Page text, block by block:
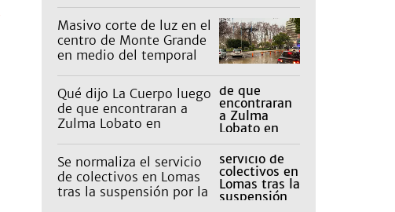
Masivo corte de luz en el
centro de Monte Grande
en medio del temporal
Qué dijo La Cuerpo luego
de que encontraran a
Zulma Lobato en
Se normaliza el servicio
de colectivos en Lomas
tras la suspensión por la